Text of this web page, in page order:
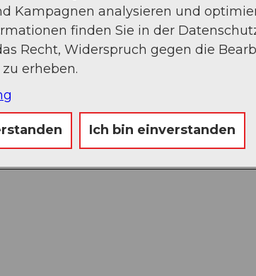
Kampagnen analysieren und
finden Sie in der
Recht, Widerspruch gegen die
erheben.
Ich bin einverstanden